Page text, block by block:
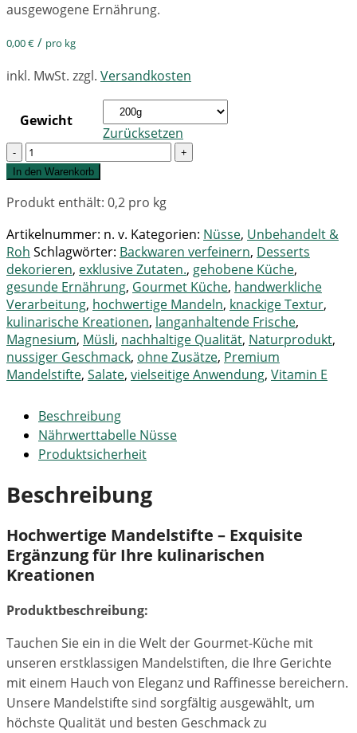
ausgewogene Ernährung.
0,00€ / pro kg
inkl. MwSt. zzgl. Versandkosten
Gewicht
Zurücksetzen
Quantity
In den Warenkorb
Produkt enthält: 0,2 pro kg
Artikelnummer: n. v. Kategorien: Nüsse, Unbehandelt &
Roh Schlagwörter: Backwaren verfeinern, Desserts
dekorieren, exklusive Zutaten., gehobene Küche,
gesunde Ernährung, Gourmet Küche, handwerkliche
Verarbeitung, hochwertige Mandeln, knackige Textur,
kulinarische Kreationen, langanhaltende Frische,
Magnesium, Müsli, nachhaltige Qualität, Naturprodukt,
nussiger Geschmack, ohne Zusätze, Premium
Mandelstifte, Salate, vielseitige Anwendung, Vitamin E
Beschreibung
Nährwerttabelle Nüsse
Produktsicherheit
Beschreibung
Hochwertige Mandelstifte – Exquisite
Ergänzung für Ihre kulinarischen
Kreationen
Produktbeschreibung:
Tauchen Sie ein in die Welt der Gourmet-Küche mit
unseren erstklassigen Mandelstiften, die Ihre Gerichte
mit einem Hauch von Eleganz und Raffinesse bereichern.
Unsere Mandelstifte sind sorgfältig ausgewählt, um
höchste Qualität und besten Geschmack zu